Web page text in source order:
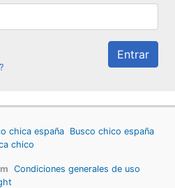
chica españa Busco chico españa
chico
Condiciones generales de uso